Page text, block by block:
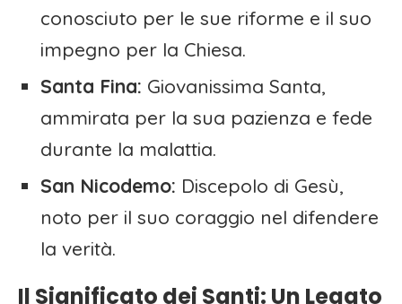
conosciuto per le sue riforme e il suo
impegno per la Chiesa.
Santa Fina: Giovanissima Santa,
ammirata per la sua pazienza e fede
durante la malattia.
San Nicodemo: Discepolo di Gesù,
noto per il suo coraggio nel difendere
la verità.
Il Significato dei Santi: Un Legato